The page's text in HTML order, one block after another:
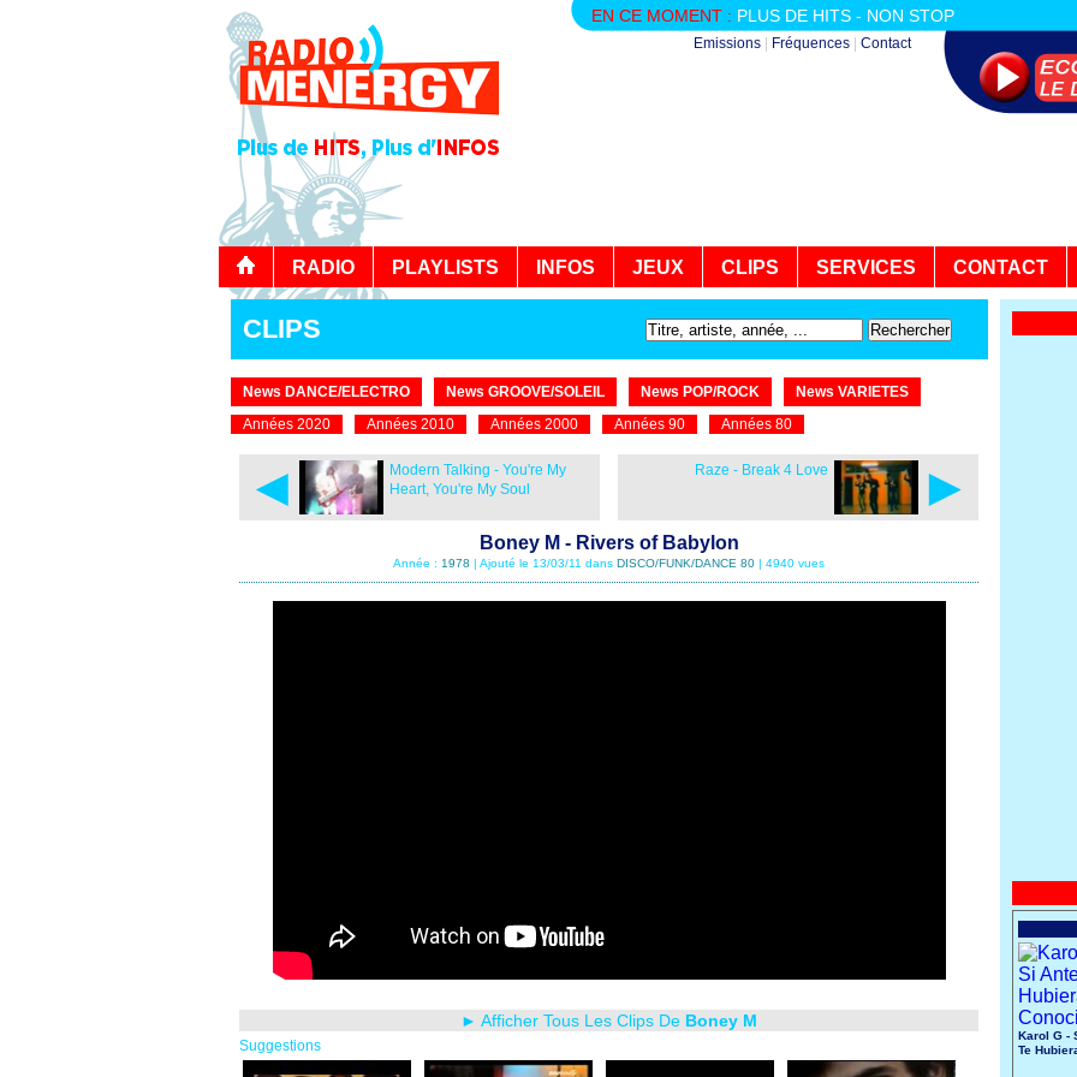
EN CE MOMENT : PLUS DE HITS - NON STOP
Emissions Fréquences Contact
RADIO PLAYLISTS INFOS JEUX CLIPS SERVICES CONTACT
CLIPS
News DANCE/ELECTRO News GROOVE/SOLEIL News POP/ROCK
News VARIETES
Années 2020
Années 2010 Années 2000 Années 90 Années 80
◄
Modern Talking - You're My
Heart, You're My Soul
►
Raze - Break 4 Love
Boney M - Rivers of Babylon
Année : 1978 | Ajouté le 13/03/11 dans DISCO/FUNK/DANCE 80 | 4940 vues
► Afficher Tous Les Clips De Boney M
Suggestions
Karol G -
Te